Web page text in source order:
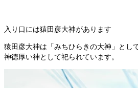
入り口には猿田彦大神があります
猿田彦大神は「みちひらきの大神」とし
神徳厚い神として祀られています。